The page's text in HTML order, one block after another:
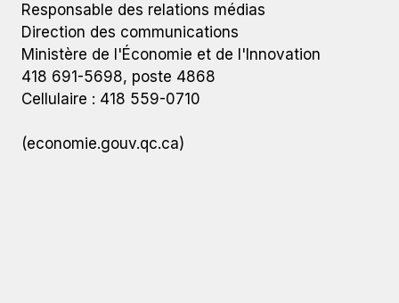
Responsable des relations médias
Direction des communications
Ministère de l'Économie et de l'Innovation
418 691-5698, poste 4868
Cellulaire : 418 559-0710
(economie.gouv.qc.ca)